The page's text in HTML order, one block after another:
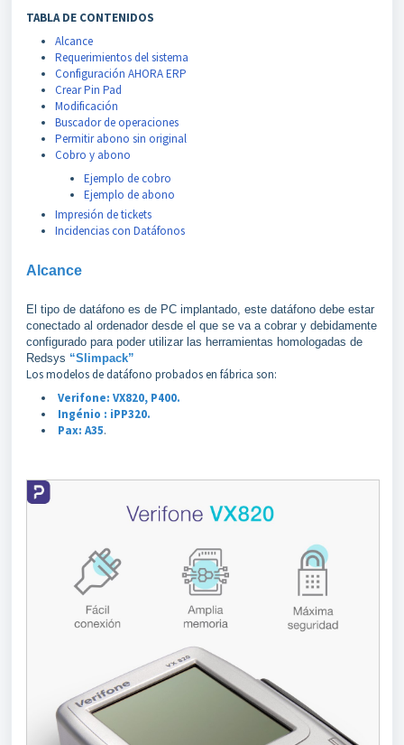
TABLA DE CONTENIDOS
Alcance
Requerimientos del sistema
Configuración AHORA ERP
Crear Pin Pad
Modificación
Buscador de operaciones
Permitir abono sin original
Cobro y abono
Ejemplo de cobro
Ejemplo de abono
Impresión de tickets
Incidencias con Datáfonos
Alcance
El tipo de datáfono es de PC implantado, este datáfono debe estar
conectado al ordenador desde el que se va a cobrar y debidamente
configurado para poder utilizar las herramientas homologadas de
Redsys “Slimpack”
Los modelos de datáfono probados en fábrica son:
Verifone: VX820, P400.
Ingénio : iPP320.
Pax: A35.